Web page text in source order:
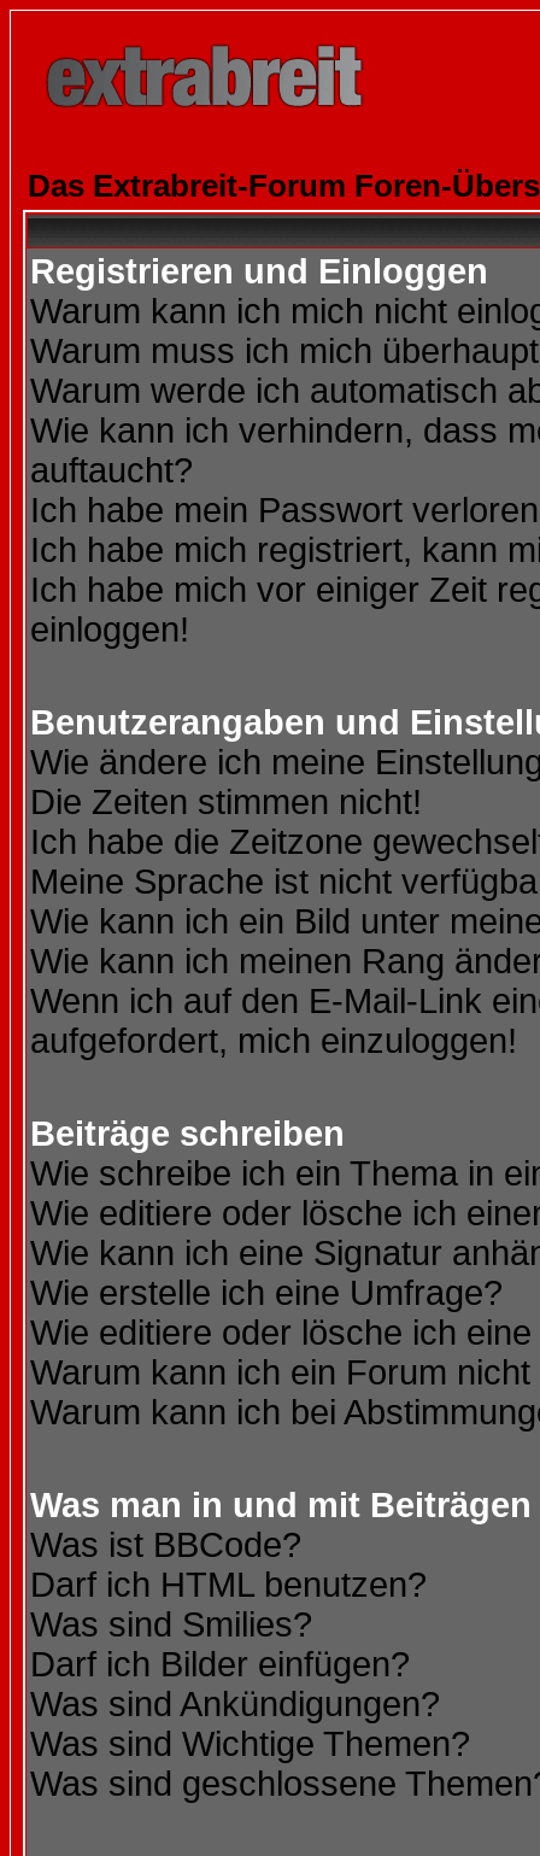
Das Extrabreit-Forum Foren-
Registrieren und Einloggen
Warum kann ich mich nicht
Warum muss ich mich
Warum werde ich automatisch
Wie kann ich verhindern, dass
auftaucht?
Ich habe mein Passwort
Ich habe mich registriert, kann
Ich habe mich vor einiger Zeit
einloggen!
Benutzerangaben und
Wie ändere ich meine
Die Zeiten stimmen nicht!
Ich habe die Zeitzone
Meine Sprache ist nicht
Wie kann ich ein Bild unter
Wie kann ich meinen Rang
Wenn ich auf den E-Mail-Link
aufgefordert, mich einzuloggen!
Beiträge schreiben
Wie schreibe ich ein Thema in
Wie editiere oder lösche ich
Wie kann ich eine Signatur
Wie erstelle ich eine Umfrage?
Wie editiere oder lösche ich
Warum kann ich ein Forum
Warum kann ich bei
Was man in und mit
Was ist BBCode?
Darf ich HTML benutzen?
Was sind Smilies?
Darf ich Bilder einfügen?
Was sind Ankündigungen?
Was sind Wichtige Themen?
Was sind geschlossene